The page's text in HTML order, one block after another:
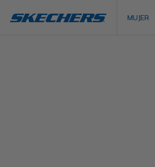
MUJER